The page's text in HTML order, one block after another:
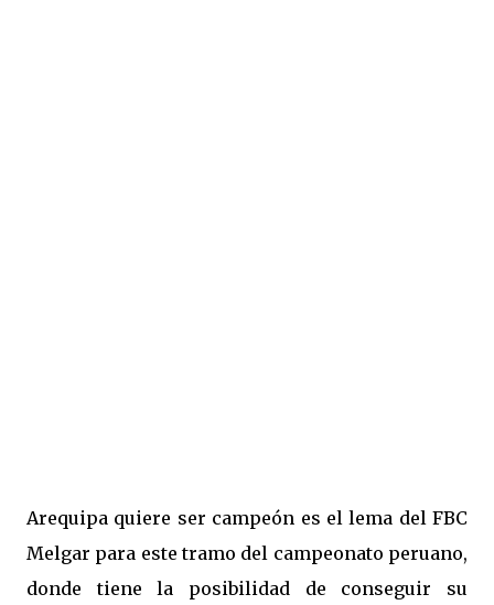
Arequipa quiere ser campeón es el lema del FBC
Melgar para este tramo del campeonato peruano,
donde tiene la posibilidad de conseguir su